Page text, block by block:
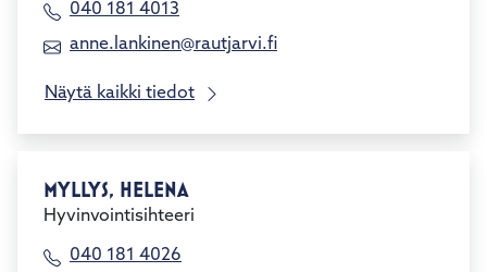
040 181 4013
anne.lankinen@rautjarvi.fi
Näytä kaikki tiedot
MYLLYS, HELENA
Hyvinvointisihteeri
040 181 4026